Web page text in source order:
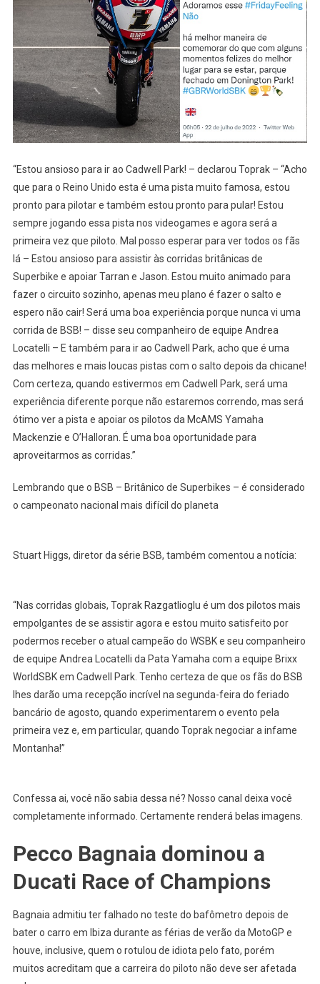
“Estou ansioso para ir ao Cadwell Park! – declarou Toprak – “Acho
que para o Reino Unido esta é uma pista muito famosa, estou
pronto para pilotar e também estou pronto para pular! Estou
sempre jogando essa pista nos videogames e agora será a
primeira vez que piloto. Mal posso esperar para ver todos os fãs
lá – Estou ansioso para assistir às corridas britânicas de
Superbike e apoiar Tarran e Jason. Estou muito animado para
fazer o circuito sozinho, apenas meu plano é fazer o salto e
espero não cair! Será uma boa experiência porque nunca vi uma
corrida de BSB! – disse seu companheiro de equipe Andrea
Locatelli – E também para ir ao Cadwell Park, acho que é uma
das melhores e mais loucas pistas com o salto depois da chicane!
Com certeza, quando estivermos em Cadwell Park, será uma
experiência diferente porque não estaremos correndo, mas será
ótimo ver a pista e apoiar os pilotos da McAMS Yamaha
Mackenzie e O’Halloran. É uma boa oportunidade para
aproveitarmos as corridas.”
Lembrando que o BSB – Britânico de Superbikes – é considerado
o campeonato nacional mais difícil do planeta
Stuart Higgs, diretor da série BSB, também comentou a notícia:
“Nas corridas globais, Toprak Razgatlioglu é um dos pilotos mais
empolgantes de se assistir agora e estou muito satisfeito por
podermos receber o atual campeão do WSBK e seu companheiro
de equipe Andrea Locatelli da Pata Yamaha com a equipe Brixx
WorldSBK em Cadwell Park. Tenho certeza de que os fãs do BSB
lhes darão uma recepção incrível na segunda-feira do feriado
bancário de agosto, quando experimentarem o evento pela
primeira vez e, em particular, quando Toprak negociar a infame
Montanha!”
Confessa ai, você não sabia dessa né? Nosso canal deixa você
completamente informado. Certamente renderá belas imagens.
Pecco Bagnaia dominou a
Ducati Race of Champions
Bagnaia admitiu ter falhado no teste do bafômetro depois de
bater o carro em Ibiza durante as férias de verão da MotoGP e
houve, inclusive, quem o rotulou de idiota pelo fato, porém
muitos acreditam que a carreira do piloto não deve ser afetada